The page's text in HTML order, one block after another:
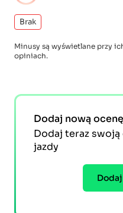
Brak
Minusy są wyświetlane przy
opiniach.
Dodaj nową
Dodaj teraz
jazdy